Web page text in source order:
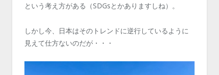
という考え方がある（SDGsとかありますしね）。
しかし今、日本はそのトレンドに逆行しているように
見えて仕方ないのだが・・・